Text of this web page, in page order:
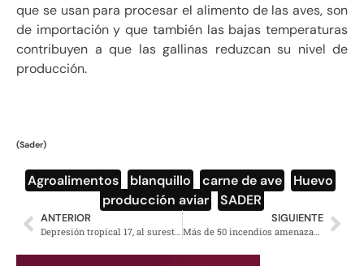
que se usan para procesar el alimento de las aves, son
de importación y que también las bajas temperaturas
contribuyen a que las gallinas reduzcan su nivel de
producción.
(Sader)
Agroalimentos blanquillo carne de ave Huevo
producción aviar
SADER
ANTERIOR SIGUIENTE
Más de 50 incendios amenazan Baja California, van 42 casas consumidas